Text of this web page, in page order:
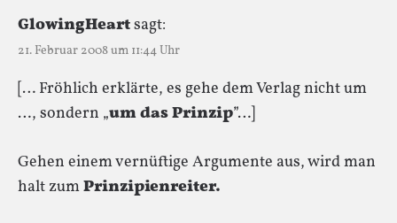
GlowingHeartsagt:
21. Februar 2008 um 11:44 Uhr
[… Fröhlich erklärte, es gehe dem Verlag nicht um
…, sondern „um das Prinzip”…]
Gehen einem vernüftige Argumente aus, wird man
halt zumPrinzipienreiter.